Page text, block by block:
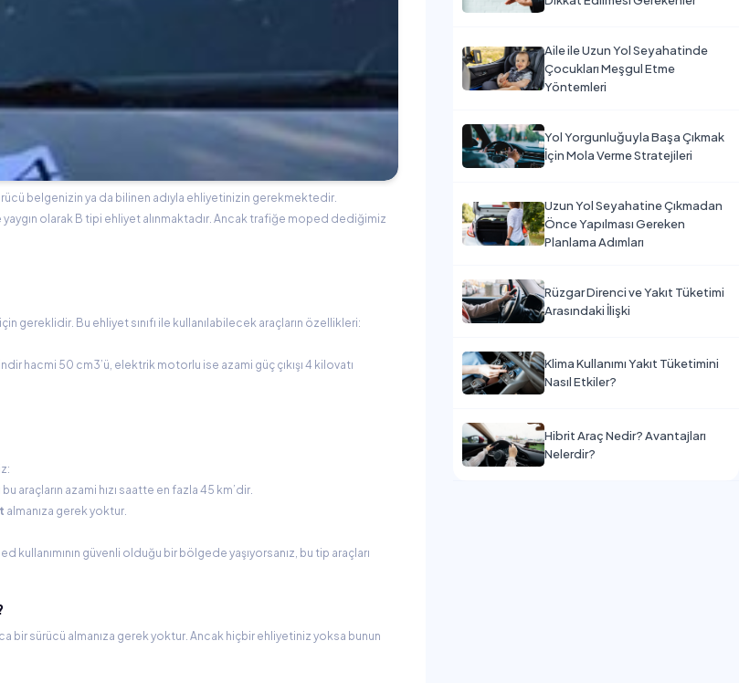
belgenizin ya da bilinen adıyla ehliyetinizin gerekmektedir.
yaygın olarak B tipi ehliyet alınmaktadır. Ancak trafiğe moped dediğimiz
gereklidir. Bu ehliyet sınıfı ile kullanılabilecek araçların özellikleri:
hacmi 50 cm3’ü, elektrik motorlu ise azami güç çıkışı 4 kilovatı
araçların azami hızı saatte en fazla 45 km’dir.
almanıza gerek yoktur.
kullanımının güvenli olduğu bir bölgede yaşıyorsanız, bu tip araçları
bir sürücü almanıza gerek yoktur. Ancak hiçbir ehliyetiniz yoksa bunun
Aile ile Uzun Yol Seyahatinde
Çocukları Meşgul Etme
Yöntemleri
Yol Yorgunluğuyla Başa Çıkmak
İçin Mola Verme Stratejileri
Uzun Yol Seyahatine Çıkmadan
Önce Yapılması Gereken
Planlama Adımları
Rüzgar Direnci ve Yakıt Tüketimi
Arasındaki İlişki
Klima Kullanımı Yakıt Tüketimini
Nasıl Etkiler?
Hibrit Araç Nedir? Avantajları
Nelerdir?